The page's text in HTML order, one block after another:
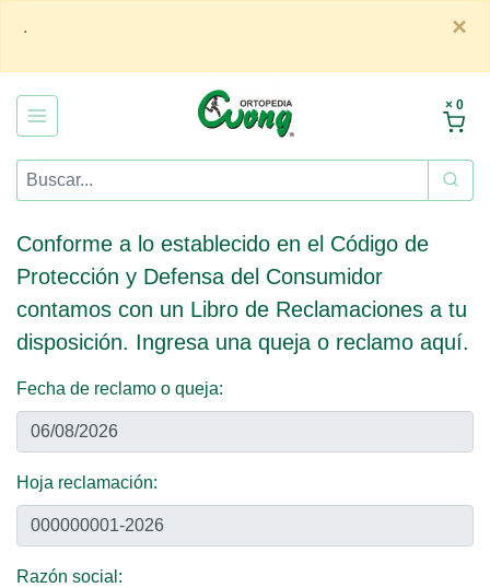
. ×
× 0
Conforme a lo establecido en el Código de
Protección y Defensa del Consumidor
contamos con un Libro de Reclamaciones a tu
disposición. Ingresa una queja o reclamo aquí.
Fecha de reclamo o queja:
Hoja reclamación:
Razón social: